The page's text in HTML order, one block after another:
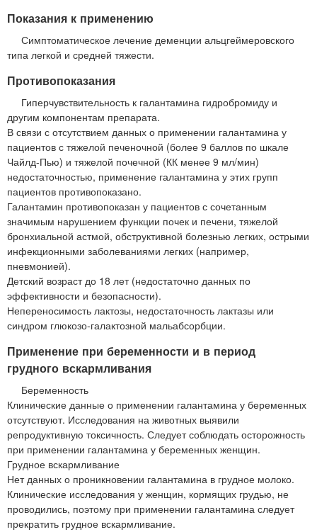
Показания к применению
Симптоматическое лечение деменции альцгеймеровского
типа легкой и средней тяжести.
Противопоказания
Гиперчувствительность к галантамина гидробромиду и
другим компонентам препарата.
В связи с отсутствием данных о применении галантамина у
пациентов с тяжелой печеночной (более 9 баллов по шкале
Чайлд-Пью) и тяжелой почечной (КК менее 9 мл/мин)
недостаточностью, применение галантамина у этих групп
пациентов противопоказано.
Галантамин противопоказан у пациентов с сочетанным
значимым нарушением функции почек и печени, тяжелой
бронхиальной астмой, обструктивной болезнью легких, острыми
инфекционными заболеваниями легких (например,
пневмонией).
Детский возраст до 18 лет (недостаточно данных по
эффективности и безопасности).
Непереносимость лактозы, недостаточность лактазы или
синдром глюкозо-галактозной мальабсорбции.
Применение при беременности и в период
грудного вскармливания
Беременность
Клинические данные о применении галантамина у беременных
отсутствуют. Исследования на животных выявили
репродуктивную токсичность. Следует соблюдать осторожность
при применении галантамина у беременных женщин.
Грудное вскармливание
Нет данных о проникновении галантамина в грудное молоко.
Клинические исследования у женщин, кормящих грудью, не
проводились, поэтому при применении галантамина следует
прекратить грудное вскармливание.